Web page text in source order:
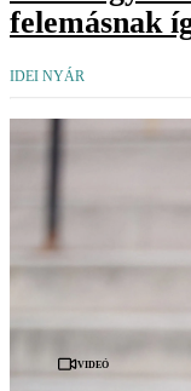
felemásnak
IDEI NYÁR
Videó